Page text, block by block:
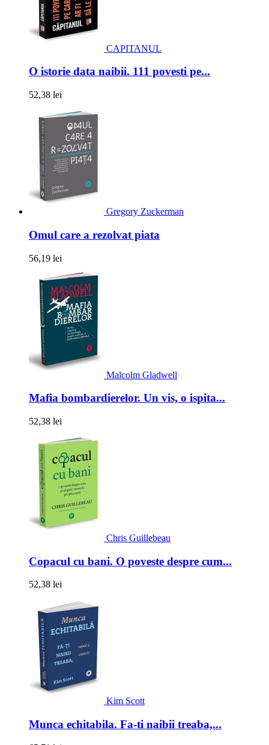
CAPITANUL
O istorie data naibii. 111 povesti pe...
52,38 lei
Gregory Zuckerman
Omul care a rezolvat piata
56,19 lei
Malcolm Gladwell
Mafia bombardierelor. Un vis, o ispita...
52,38 lei
Chris Guillebeau
Copacul cu bani. O poveste despre cum...
52,38 lei
Kim Scott
Munca echitabila. Fa-ti naibii treaba,...